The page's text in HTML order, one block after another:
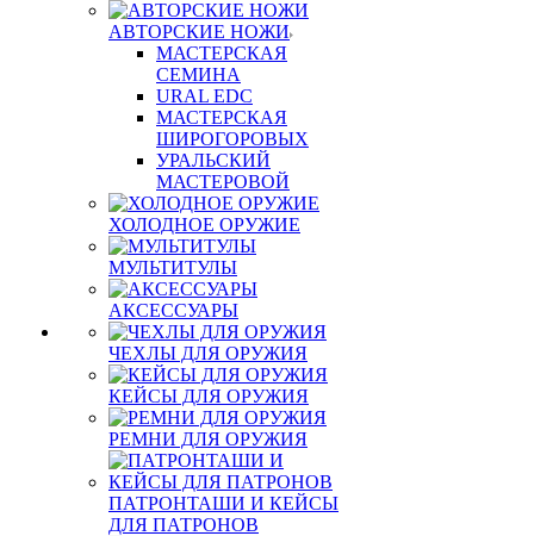
АВТОРСКИЕ НОЖИ
МАСТЕРСКАЯ
СЕМИНА
URAL EDC
МАСТЕРСКАЯ
ШИРОГОРОВЫХ
УРАЛЬСКИЙ
МАСТЕРОВОЙ
ХОЛОДНОЕ ОРУЖИЕ
МУЛЬТИТУЛЫ
АКСЕССУАРЫ
ЧЕХЛЫ ДЛЯ ОРУЖИЯ
КЕЙСЫ ДЛЯ ОРУЖИЯ
РЕМНИ ДЛЯ ОРУЖИЯ
ПАТРОНТАШИ И КЕЙСЫ
ДЛЯ ПАТРОНОВ